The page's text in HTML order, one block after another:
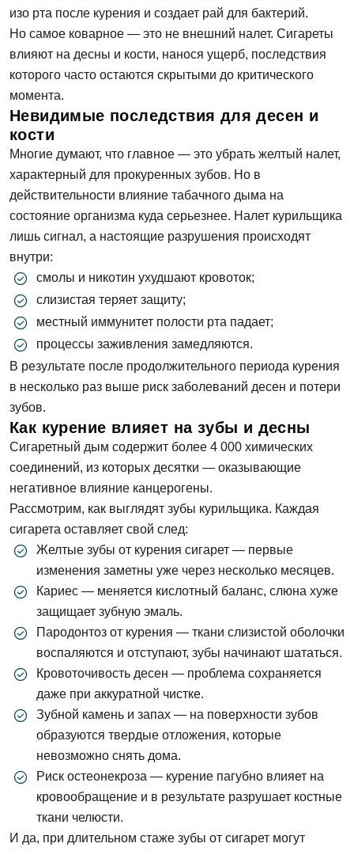
изо рта после курения и создает рай для бактерий.
Но самое коварное — это не внешний налет. Сигареты
влияют на десны и кости, нанося ущерб, последствия
которого часто остаются скрытыми до критического
момента.
Невидимые последствия для десен и
кости
Многие думают, что главное — это убрать желтый налет,
характерный для прокуренных зубов. Но в
действительности влияние табачного дыма на
состояние организма куда серьезнее. Налет курильщика
лишь сигнал, а настоящие разрушения происходят
внутри:
смолы и никотин ухудшают кровоток;
слизистая теряет защиту;
местный иммунитет полости рта падает;
процессы заживления замедляются.
В результате после продолжительного периода курения
в несколько раз выше риск заболеваний десен и потери
зубов.
Как курение влияет на зубы и десны
Сигаретный дым содержит более 4 000 химических
соединений, из которых десятки — оказывающие
негативное влияние канцерогены.
Рассмотрим, как выглядят зубы курильщика. Каждая
сигарета оставляет свой след:
Желтые зубы от курения сигарет — первые
изменения заметны уже через несколько месяцев.
Кариес — меняется кислотный баланс, слюна хуже
защищает зубную эмаль.
Пародонтоз от курения — ткани слизистой оболочки
воспаляются и отступают, зубы начинают шататься.
Кровоточивость десен — проблема сохраняется
даже при аккуратной чистке.
Зубной камень и запах — на поверхности зубов
образуются твердые отложения, которые
невозможно снять дома.
Риск остеонекроза — курение пагубно влияет на
кровообращение и в результате разрушает костные
ткани челюсти.
И да, при длительном стаже зубы от сигарет могут